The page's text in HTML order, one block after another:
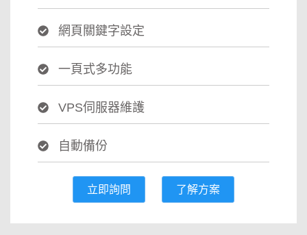
網頁關鍵字設定
一頁式多功能
VPS伺服器維護
自動備份
立即詢問 了解方案